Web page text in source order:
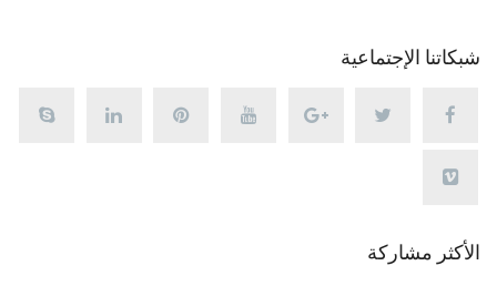
شبكاتنا الإجتماعية
الأكثر مشاركة